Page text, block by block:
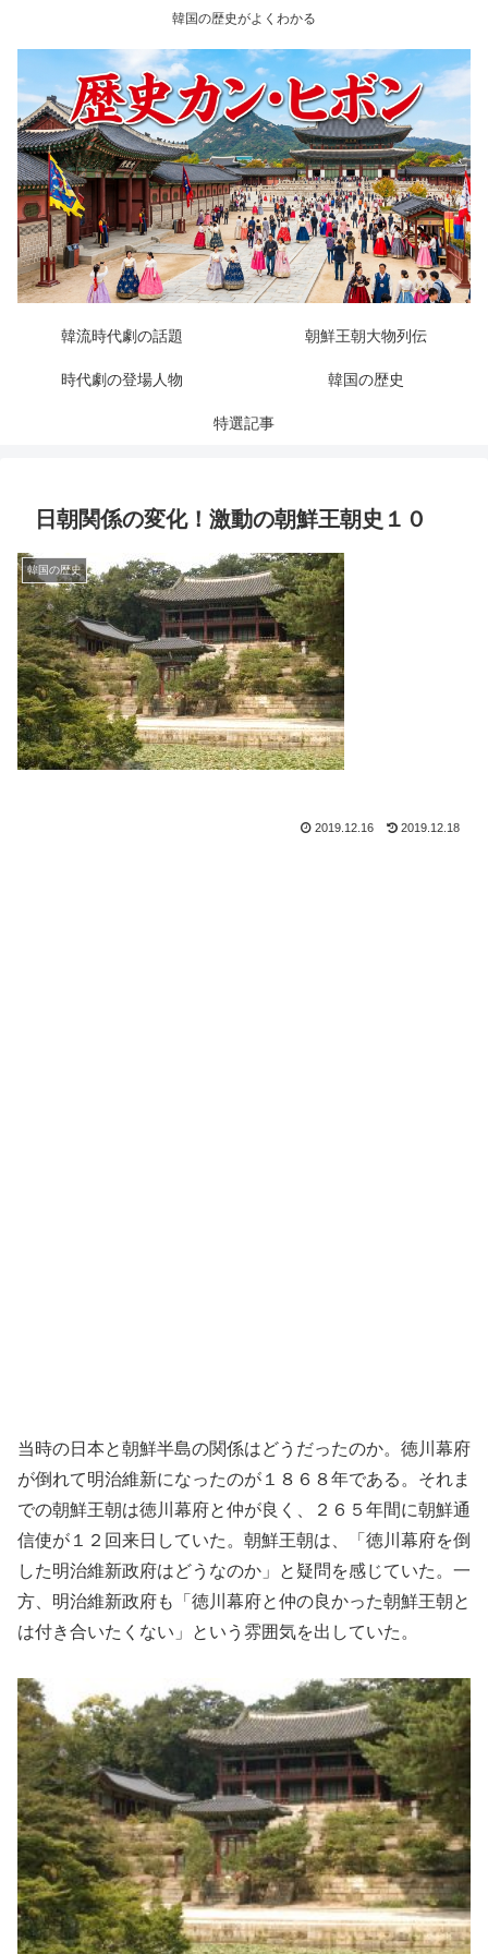
韓国の歴史がよくわかる
韓流時代劇の話題 朝鮮王朝大物列伝
時代劇の登場人物 韓国の歴史
特選記事
日朝関係の変化！激動の朝鮮王朝史１０
韓国の歴史
2019.12.16 2019.12.18
当時の日本と朝鮮半島の関係はどうだったのか。徳川幕府
が倒れて明治維新になったのが１８６８年である。それま
での朝鮮王朝は徳川幕府と仲が良く、２６５年間に朝鮮通
信使が１２回来日していた。朝鮮王朝は、「徳川幕府を倒
した明治維新政府はどうなのか」と疑問を感じていた。一
方、明治維新政府も「徳川幕府と仲の良かった朝鮮王朝と
は付き合いたくない」という雰囲気を出していた。